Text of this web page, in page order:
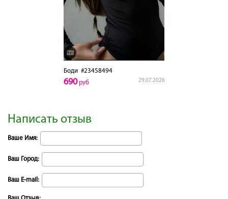
Боди#23458494
29.07.2026
690руб
Написать отзыв
Ваше Имя:
Ваш Город:
Ваш E-mail: